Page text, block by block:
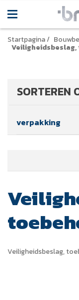
Startpagina/
SORTEREN
verpakking
Veiligheidsbeslag,